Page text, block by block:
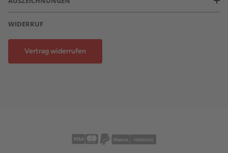
WIDERRUF
Vertrag widerrufen